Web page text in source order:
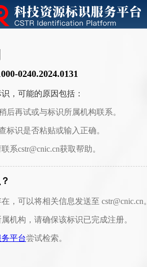
0240.2024.0131
，可能的原因包括：
后再试或与标识所属机构联系。
标识是否粘贴或输入正确。
系cstr@cnic.cn获取帮助。
，可以将相关信息发送至 cstr@cnic.cn
机构，请确保该标识已完成注册。
平台尝试检索。